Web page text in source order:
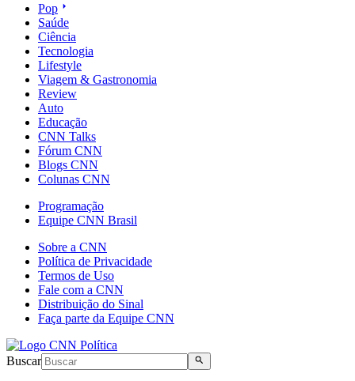
Pop
Saúde
Ciência
Tecnologia
Lifestyle
Viagem & Gastronomia
Review
Auto
Educação
CNN Talks
Fórum CNN
Blogs CNN
Colunas CNN
Programação
Equipe CNN Brasil
Sobre a CNN
Política de Privacidade
Termos de Uso
Fale com a CNN
Distribuição do Sinal
Faça parte da Equipe CNN
Buscar